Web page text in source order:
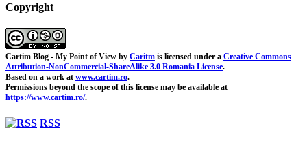
Copyright
Cartim Blog - My Point of View by Caritm is licensed under a Creative Commons
Attribution-NonCommercial-ShareAlike 3.0 Romania License.
Based on a work at www.cartim.ro.
Permissions beyond the scope of this license may be available at
https://www.cartim.ro/.
RSS